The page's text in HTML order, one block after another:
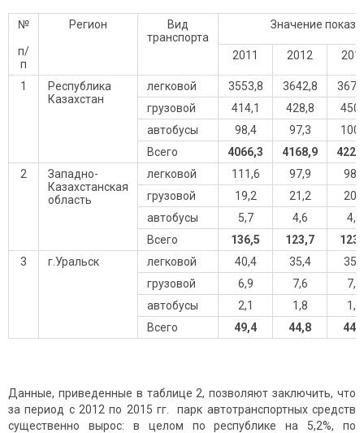
№
п/
п
Регион
Вид
транспорта
Значение
2011 2012
1
Республика
Казахстан
легковой 3553,8 3642,8
грузовой
414,1 428,8
автобусы
98,4 97,3
Всего
4066,3 4168,9
2
Западно-
Казахстанская
область
легковой 111,6 97,9
грузовой
19,2 21,2
автобусы
5,7 4,6
4,5
Всего
136,5 123,7
3
г.Уральск легковой 40,4 35,4
грузовой
6,9 7,6
7,3
автобусы
2,1 1,8
1,8
Всего
49,4 44,8
Данные, приведенные в таблице 2, позволяют заключить, что
за период с 2012 по 2015 гг. парк автотранспортных средств
существенно вырос: в целом по республике на 5,2%, по